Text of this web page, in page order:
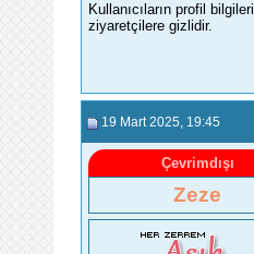
Kullanıcıların profil bilgileri
ziyaretçilere gizlidir.
19 Mart 2025 , 19:45
Çevrimdışı
Zeze